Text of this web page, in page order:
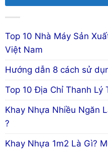
Top 10 Nhà Máy Sản
Việt Nam
Hướng dẫn 8 cách sử
Top 10 Địa Chỉ Thanh Lý
Khay Nhựa Nhiều Ngăn
?
Khay Nhựa 1m2 Là Gì?